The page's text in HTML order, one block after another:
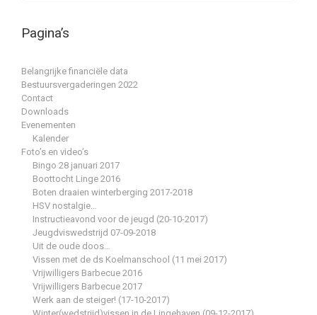
Pagina’s
Belangrijke financiële data
Bestuursvergaderingen 2022
Contact
Downloads
Evenementen
Kalender
Foto’s en video’s
Bingo 28 januari 2017
Boottocht Linge 2016
Boten draaien winterberging 2017-2018
HSV nostalgie…
Instructieavond voor de jeugd (20-10-2017)
Jeugdviswedstrijd 07-09-2018
Uit de oude doos…
Vissen met de ds Koelmanschool (11 mei 2017)
Vrijwilligers Barbecue 2016
Vrijwilligers Barbecue 2017
Werk aan de steiger! (17-10-2017)